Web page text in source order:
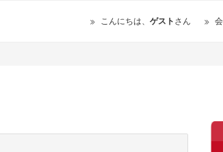
こんにちは、 ゲストさん